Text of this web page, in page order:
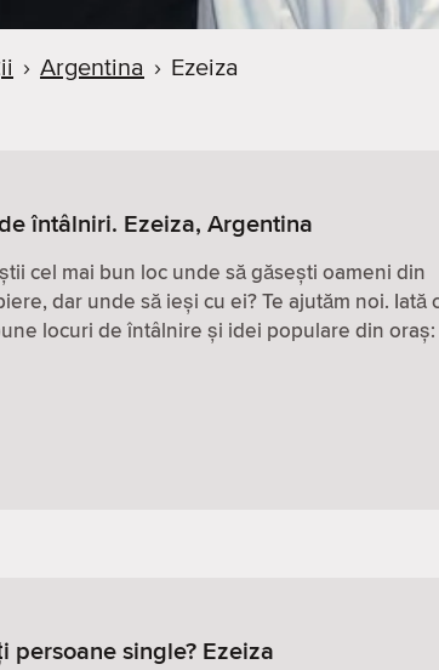
› Argentina › Ezeiza
întâlniri. Ezeiza, Argentina
cel mai bun loc unde să găsești oameni din
dar unde să ieși cu ei? Te ajutăm noi. Iată
locuri de întâlnire și idei populare din oraș:
persoane single? Ezeiza